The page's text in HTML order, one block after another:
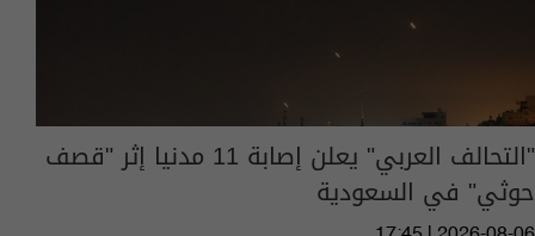
​"التحالف العربي" يعلن إصابة 11 مدنيا إثر "قصف
حوثي" في السعودية